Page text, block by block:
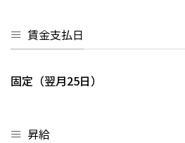
賃金支払日
固定（翌月25日）
昇給